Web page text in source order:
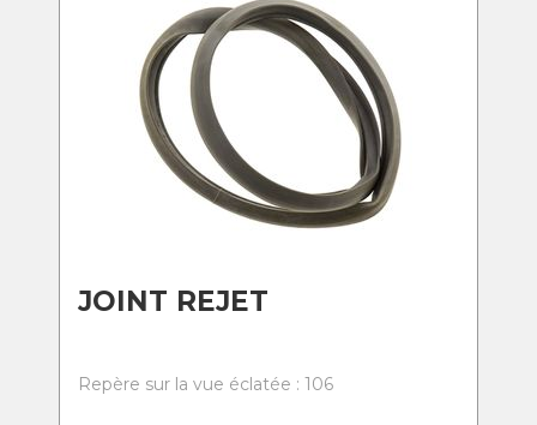
JOINT REJET
Repère sur la vue éclatée : 106